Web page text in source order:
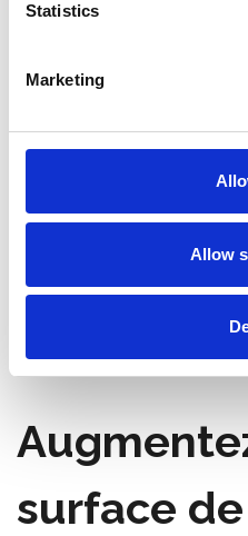
Statistics
Marketing
Allow
1
+32 (0) 496 532 330
Nous offrons une REMISE
surface